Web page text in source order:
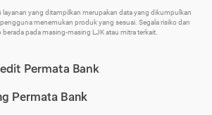
layanan yang ditampilkan merupakan data yang dikumpulkan
menemukan produk yang sesuai. Segala risiko dan
pada masing-masing LJK atau mitra terkait.
Permata Bank
Permata Bank